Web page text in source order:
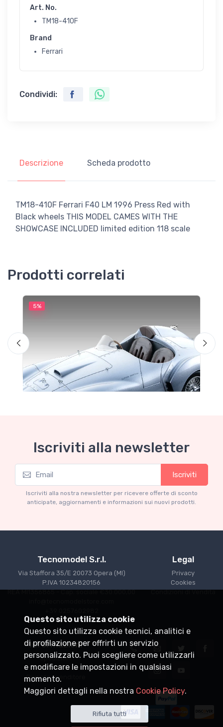
Art. No.
TM18-410F
Brand
Ferrari
Condividi:
Descrizione Scheda prodotto
TM18-410F Ferrari F40 LM 1996 Press Red with
Black wheels THIS MODEL CAMES WITH THE
SHOWCASE INCLUDED limited edition 118 scale
Prodotti correlati
5%
Ferrari 166 MM Abarth Metallic Silver Press
Version 1953 scala 1/18
Iscriviti alla newsletter
Iscriviti
Iscriviti alla nostra newsletter per ricevere offerte di sconto
anticipate, aggiornamenti e informazioni sui nuovi prodotti.
Tecnomodel S.r.l.
Via Staffora 35/E 20073 Opera (MI)
P.IVA 10234820156
REA MI1356865 - Cap. sociale €30.000,00
Legal
Privacy
Cookies
Condizioni di Vendita
Informazioni
Spedizioni
Punti vendita
Diventa rivenditore
Questo sito utilizza cookie
Questo sito utilizza cookie tecnici, analitici e
di profilazione per offrirti un servizio
personalizzato. Puoi scegliere come utilizzarli
e modificare le impostazioni in qualsiasi
momento.
Maggiori dettagli nella nostra Cookie Policy.
Rifiuta tutti